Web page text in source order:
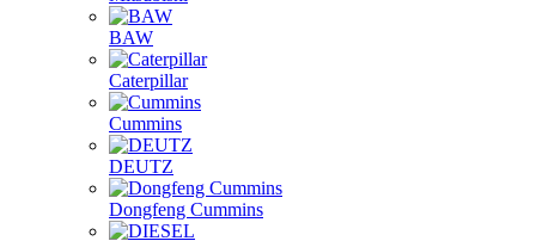
BAW
Caterpillar
Cummins
DEUTZ
Dongfeng Cummins